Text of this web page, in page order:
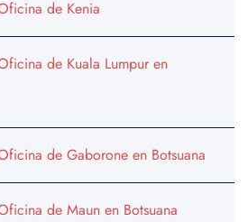
de Kenia
de Kuala Lumpur en
de Gaborone en Botsuana
de Maun en Botsuana